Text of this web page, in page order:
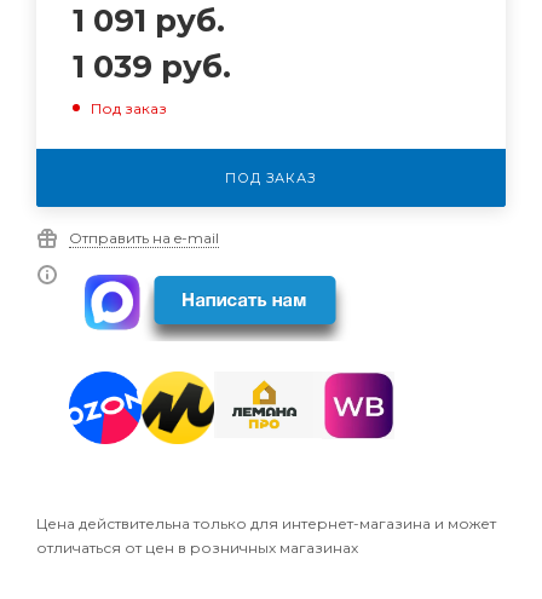
1 091 руб.
1 039 руб.
Под заказ
ПОД ЗАКАЗ
Отправить на e-mail
Цена действительна только для интернет-магазина и может
отличаться от цен в розничных магазинах